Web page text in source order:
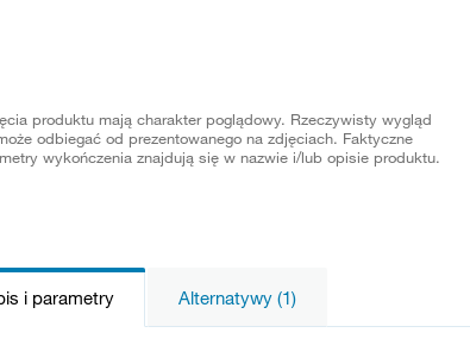
produktu mają charakter poglądowy. Rzeczywisty wygląd
odbiegać od prezentowanego na zdjęciach. Faktyczne
wykończenia znajdują się w nazwie i/lub opisie produktu.
i parametry Alternatywy (1)